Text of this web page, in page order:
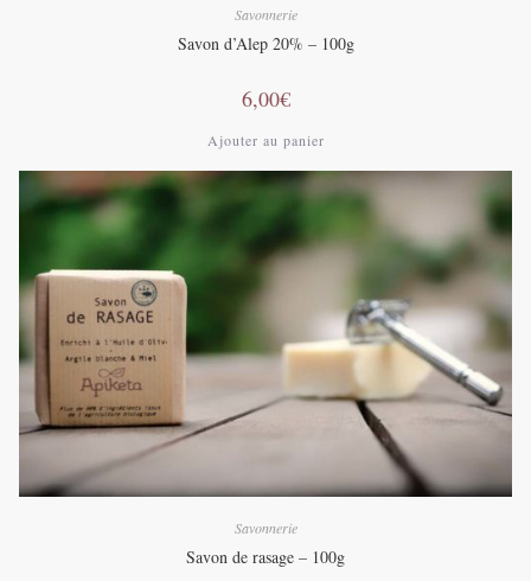
Savonnerie
Savon d’Alep 20% – 100g
6,00€
Ajouter au panier
Savonnerie
Savon de rasage – 100g